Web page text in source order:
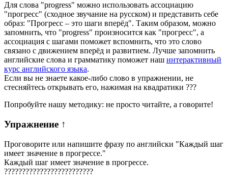
Для слова "progress" можно использовать ассоциацию
"прогресс" (сходное звучание на русском) и представить себе
образ: "Прогресс – это шаги вперёд". Таким образом, можно
запомнить, что "progress" произносится как "прогресс", а
ассоциация с шагами поможет вспомнить, что это слово
связано с движением вперёд и развитием. Лучше запомнить
английские слова и грамматику поможет наш интерактивный
курс английского языка.
Если вы не знаете какое-либо слово в упражнении, не
стесняйтесь открывать его, нажимая на квадратики ???
Попробуйте нашу методику: не просто читайте, а говорите!
Упражнение ↑
Проговорите или напишите фразу по английски "Каждый шаг
имеет значение в прогрессе."
Каждый шаг имеет значение в прогрессе.
?????????????????????????